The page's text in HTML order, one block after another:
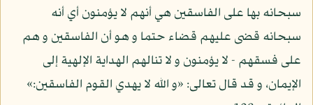
سبحانه بها على الفاسقين هي أنهم لا يؤمنون أي أنه
سبحانه قضى عليهم قضاء حتما و هو أن الفاسقين و هم
على فسقهم - لا يؤمنون و لا تنالهم الهداية الإلهية إلى
الإيمان، و قد قال تعالى: «و الله لا يهدي القوم الفاسقين:»